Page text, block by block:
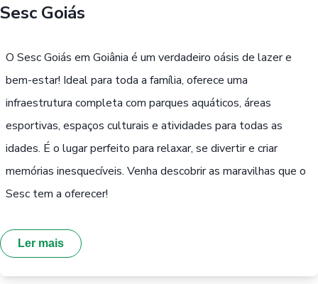
Sesc Goiás
O Sesc Goiás em Goiânia é um verdadeiro oásis de lazer e
bem-estar! Ideal para toda a família, oferece uma
infraestrutura completa com parques aquáticos, áreas
esportivas, espaços culturais e atividades para todas as
idades. É o lugar perfeito para relaxar, se divertir e criar
memórias inesquecíveis. Venha descobrir as maravilhas que o
Sesc tem a oferecer!
Ler mais